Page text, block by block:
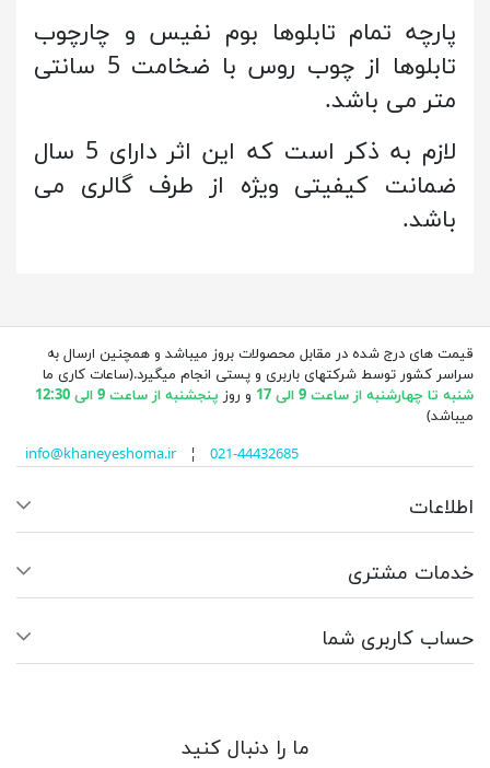
پارچه تمام تابلوها بوم نفیس و چارچوب
تابلوها از چوب روس با ضخامت 5 سانتی
متر می باشد.
لازم به ذکر است که این اثر دارای 5 سال
ضمانت کیفیتی ویژه از طرف گالری می
باشد.
قیمت های درج شده در مقابل محصولات بروز میباشد و همچنین ارسال به
سراسر کشور توسط شرکتهای باربری و پستی انجام میگیرد.(ساعات کاری ما
شنبه تا چهارشنبه از ساعت 9 الی 17
و روز پنجشنبه از ساعت 9 الی 12:30
میباشد)
info@khaneyeshoma.ir¦ 021-44432685
اطلاعات
خدمات مشتری
حساب کاربری شما
ما را دنبال کنید